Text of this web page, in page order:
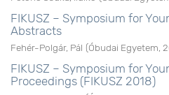
FIKUSZ – Symposium for
Abstracts
Fehér-Polgár, Pál (Óbudai Egyetem
FIKUSZ – Symposium for
Proceedings (FIKUSZ 2018)